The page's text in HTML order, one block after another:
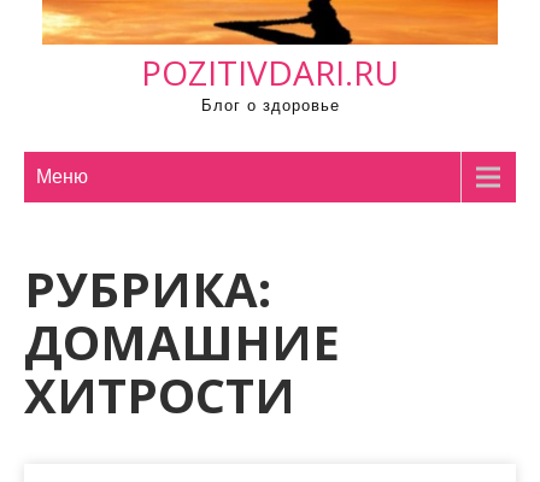
POZITIVDARI.RU
Блог о здоровье
Меню
РУБРИКА:
ДОМАШНИЕ
ХИТРОСТИ